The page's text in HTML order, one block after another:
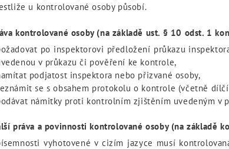
u kontrolované osoby působí.
kontrolované osoby (na základě ust. § 10 odst. 1
po inspektorovi předložení průkazu
v průkazu či pověření ke kontrole,
podjatost inspektora nebo přizvané osoby,
se s obsahem protokolu o kontrole (včetně
námitky proti kontrolním zjištěním uvedeným v
práva a povinnosti kontrolované osoby (na základě
vyhotovené v cizím jazyce musí